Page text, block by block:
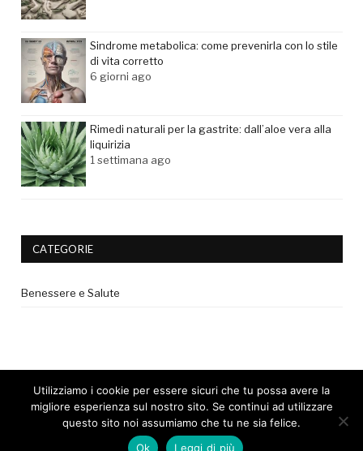
Sindrome metabolica: come prevenirla con lo stile
di vita corretto
6 giorni ago
Rimedi naturali per la gastrite: dall’aloe vera alla
liquirizia
1 settimana ago
CATEGORIE
Benessere e Salute
© 2017 - Tutti i diritti riservati. |Privacy Policy
Utilizziamo i cookie per essere sicuri che tu possa avere la
migliore esperienza sul nostro sito. Se continui ad utilizzare
questo sito noi assumiamo che tu ne sia felice.
Ok
Leggi di più